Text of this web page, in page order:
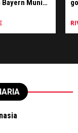
Munich